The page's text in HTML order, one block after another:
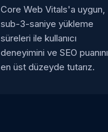
Core Web Vitals'a uygun,
sub-3-saniye yükleme
süreleri ile kullanıcı
deneyimini ve SEO puanını
en üst düzeyde tutarız.